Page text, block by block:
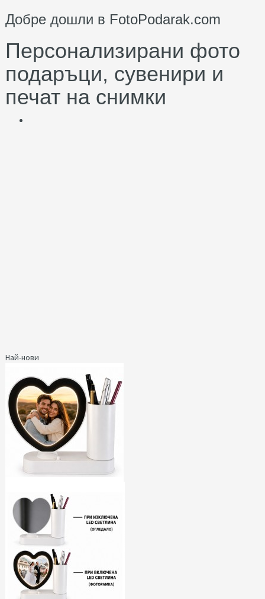
Добре дошли в FotoPodarak.com
Персонализирани фото
подаръци, сувенири и
печат на снимки
Най-нови